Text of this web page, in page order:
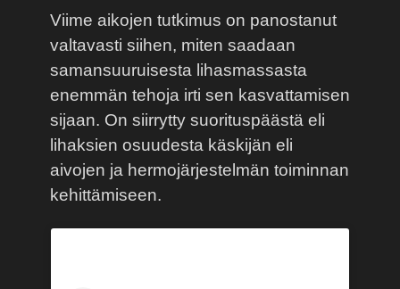
Viime aikojen tutkimus on panostanut
valtavasti siihen, miten saadaan
samansuuruisesta lihasmassasta
enemmän tehoja irti sen kasvattamisen
sijaan. On siirrytty suorituspäästä eli
lihaksien osuudesta käskijän eli
aivojen ja hermojärjestelmän toiminnan
kehittämiseen.